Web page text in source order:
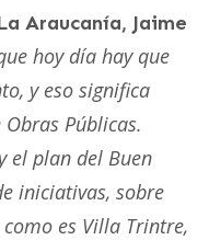
Araucanía, Jaime
hoy día hay que
y eso significa
Públicas.
el plan del Buen
iniciativas, sobre
es Villa Trintre,